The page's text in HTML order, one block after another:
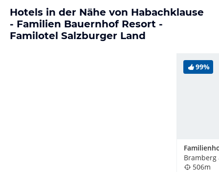
Hotels in der Nähe von Habachklause
- Familien Bauernhof Resort -
Familotel Salzburger Land
99%
506m